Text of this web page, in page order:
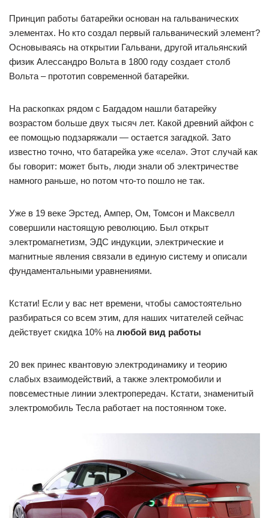
Принцип работы батарейки основан на гальванических
элементах. Но кто создал первый гальванический элемент?
Основываясь на открытии Гальвани, другой итальянский
физик Алессандро Вольта в 1800 году создает столб
Вольта – прототип современной батарейки.
На раскопках рядом с Багдадом нашли батарейку
возрастом больше двух тысяч лет. Какой древний айфон с
ее помощью подзаряжали — остается загадкой. Зато
известно точно, что батарейка уже «села». Этот случай как
бы говорит: может быть, люди знали об электричестве
намного раньше, но потом что-то пошло не так.
Уже в 19 веке Эрстед, Ампер, Ом, Томсон и Максвелл
совершили настоящую революцию. Был открыт
электромагнетизм, ЭДС индукции, электрические и
магнитные явления связали в единую систему и описали
фундаментальными уравнениями.
Кстати! Если у вас нет времени, чтобы самостоятельно
разбираться со всем этим, для наших читателей сейчас
действует скидка 10% на любой вид работы
20 век принес квантовую электродинамику и теорию
слабых взаимодействий, а также электромобили и
повсеместные линии электропередач. Кстати, знаменитый
электромобиль Тесла работает на постоянном токе.